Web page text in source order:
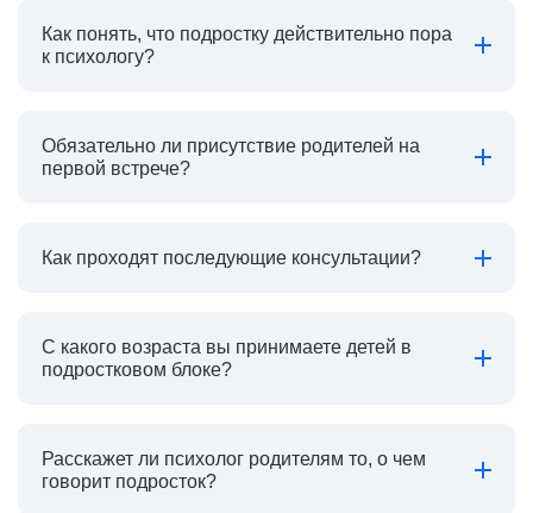
Как понять, что подростку действительно пора
к психологу?
Обязательно ли присутствие родителей на
первой встрече?
Как проходят последующие консультации?
С какого возраста вы принимаете детей в
подростковом блоке?
Расскажет ли психолог родителям то, о чем
говорит подросток?